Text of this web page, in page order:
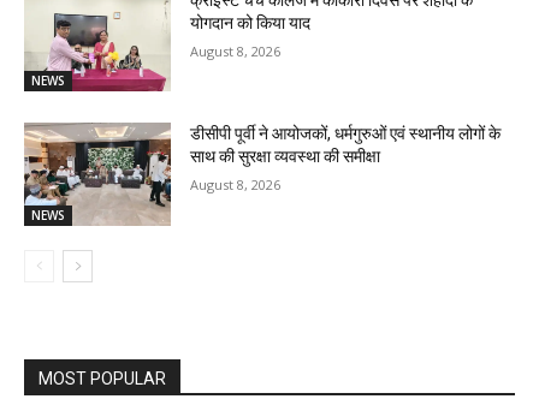
NEWS
योगदान को किया याद
August 8, 2026
NEWS
डीसीपी पूर्वी ने आयोजकों, धर्मगुरुओं एवं स्थानीय लोगों के
साथ की सुरक्षा व्यवस्था की समीक्षा
August 8, 2026
MOST POPULAR